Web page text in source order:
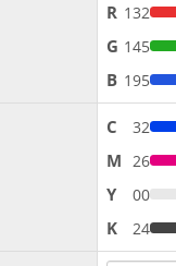
R 132
G 145
B 195
C 32
M 26
Y 00
K 24